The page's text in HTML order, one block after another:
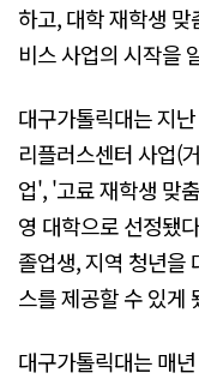
하고, 대학 재학생
비스 사업의 시작을
대구가톨릭대는 지
리플러스센터 사업(
업', '고료 재학생 맞
영 대학으로 선정됐
졸업생, 지역 청년을
스를 제공할 수 있게
대구가톨릭대는 매